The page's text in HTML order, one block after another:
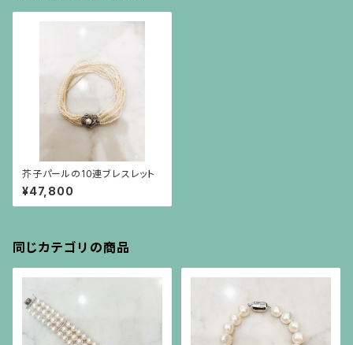
芥子パールの10連ブレスレット
¥47,800
同じカテゴリの商品